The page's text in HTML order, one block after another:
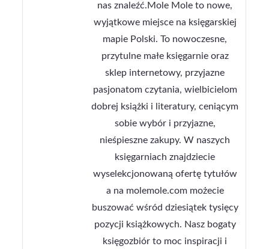
nas znaleźć.Mole Mole to nowe,
wyjątkowe miejsce na księgarskiej
mapie Polski. To nowoczesne,
przytulne małe księgarnie oraz
sklep internetowy, przyjazne
pasjonatom czytania, wielbicielom
dobrej książki i literatury, ceniącym
sobie wybór i przyjazne,
nieśpieszne zakupy. W naszych
księgarniach znajdziecie
wyselekcjonowaną ofertę tytułów
a na molemole.com możecie
buszować wśród dziesiątek tysięcy
pozycji książkowych. Nasz bogaty
księgozbiór to moc inspiracji i